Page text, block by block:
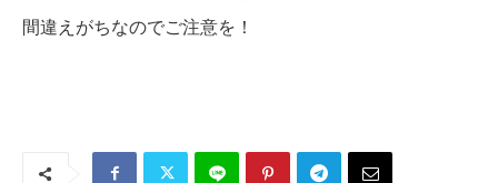
間違えがちなのでご注意を！